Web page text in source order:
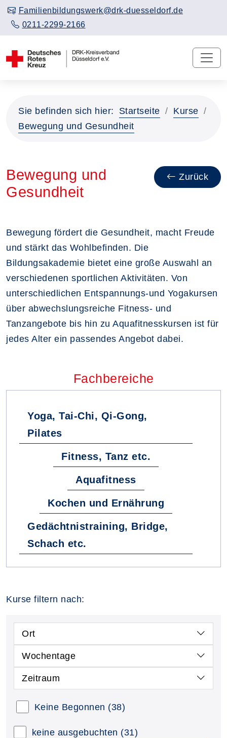
Familienbildungswerk@drk-duesseldorf.de
0211-2299-2166
Sie befinden sich hier: Startseite
Kurse
Bewegung und Gesundheit
Zurück
Bewegung und
Gesundheit
Bewegung fördert die Gesundheit, macht Freude
und stärkt das Wohlbefinden. Die
Bildungsakademie bietet eine große Auswahl an
verschiedenen sportlichen Aktivitäten. Von
unterschiedlichen Entspannungs-und Yogakursen
über abwechslungsreiche Fitness- und
Tanzangebote bis hin zu Aquafitnesskursen ist für
jedes Alter ein passendes Angebot dabei.
Fachbereiche
Yoga, Tai-Chi, Qi-Gong,
Pilates
Fitness, Tanz etc.
Aquafitness
Kochen und Ernährung
Gedächtnistraining, Bridge,
Schach etc.
Kurse filtern nach:
Ort
Wochentage
Zeitraum
Keine Begonnen (38)
keine ausgebuchten (31)